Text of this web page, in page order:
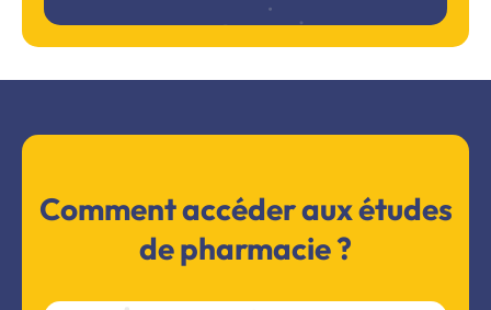
Comment accéder aux études
de pharmacie ?